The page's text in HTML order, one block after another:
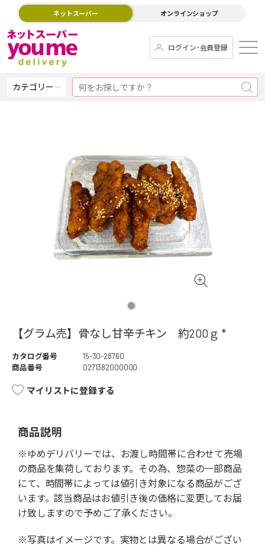
ネットスーパー オンラインショップ
ログイン･会員登録
カテゴリー
【グラム売】骨なし甘辛チキン 約200ｇ *
カタログ番号
15-30-28760
商品番号
0271382000000
マイリストに登録する
商品説明
※ゆめデリバリーでは、お渡し時間帯に合わせて売場
の商品を集荷しております。その為、惣菜の一部商品
にて、時間帯によっては値引き対象になる商品がござ
います。該当商品はお値引き後の価格に変更してお届
け致しますので予めご了承ください。
※写真はイメージです。実物とは異なる場合がござい